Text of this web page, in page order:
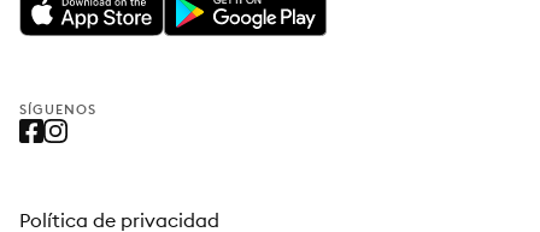
SÍGUENOS
Política de privacidad